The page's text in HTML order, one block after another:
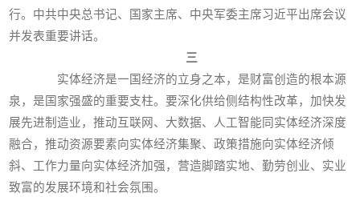
行。中共中央总书记、国家主席、中央军委主席习近平出席会议
并发表重要讲话。
三
实体经济是一国经济的立身之本，是财富创造的根本源
泉，是国家强盛的重要支柱。要深化供给侧结构性改革，加快发
展先进制造业，推动互联网、大数据、人工智能同实体经济深度
融合，推动资源要素向实体经济集聚、政策措施向实体经济倾
斜、工作力量向实体经济加强，营造脚踏实地、勤劳创业、实业
致富的发展环境和社会氛围。